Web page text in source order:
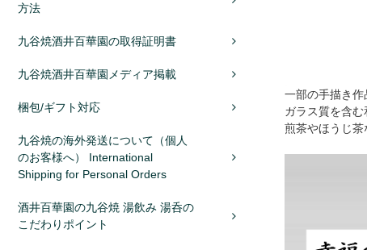
方法
九谷焼酒井百華園の取得証明書
九谷焼酒井百華園メディア掲載
梱包/ギフト対応
九谷焼の海外発送について（個人
のお客様へ） International
Shipping for Personal Orders
酒井百華園の九谷焼 湯飲み 湯呑の
こだわりポイント
一部の手描き作
ガラス質を含
煎茶やほうじ茶